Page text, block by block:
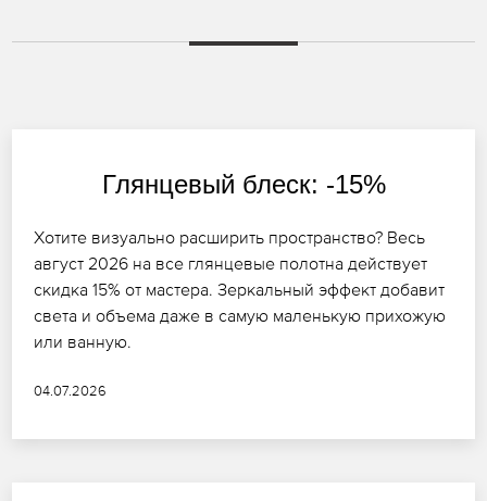
Глянцевый блеск: -15%
Хотите визуально расширить пространство? Весь
август 2026 на все глянцевые полотна действует
скидка 15% от мастера. Зеркальный эффект добавит
света и объема даже в самую маленькую прихожую
или ванную.
04.07.2026